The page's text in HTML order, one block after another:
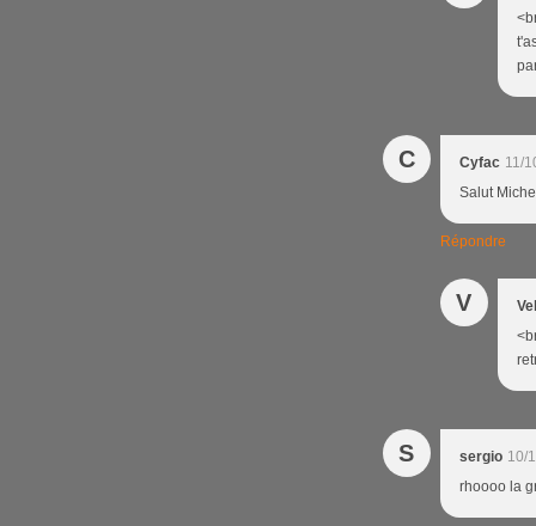
C Cyfac 11/
Salut
Répondre
V
S sergio 10/
rhoooo la